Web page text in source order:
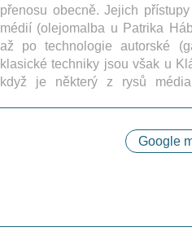
přenosu obecně. Jejich
médií (olejomalba u Patrika
až po technologie autorské
klasické techniky jsou však u
když je některý z rysů
Google